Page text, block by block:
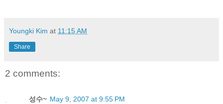
Youngki Kim at 11:15 AM
Share
2 comments:
성수~ May 9, 2007 at 9:55 PM